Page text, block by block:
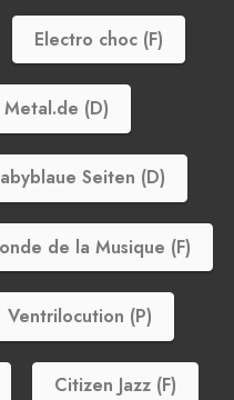
Electro choc (F)
Metal.de (D)
Seiten (D)
de la Musique (F)
Ventrilocution (P)
Citizen Jazz (F)